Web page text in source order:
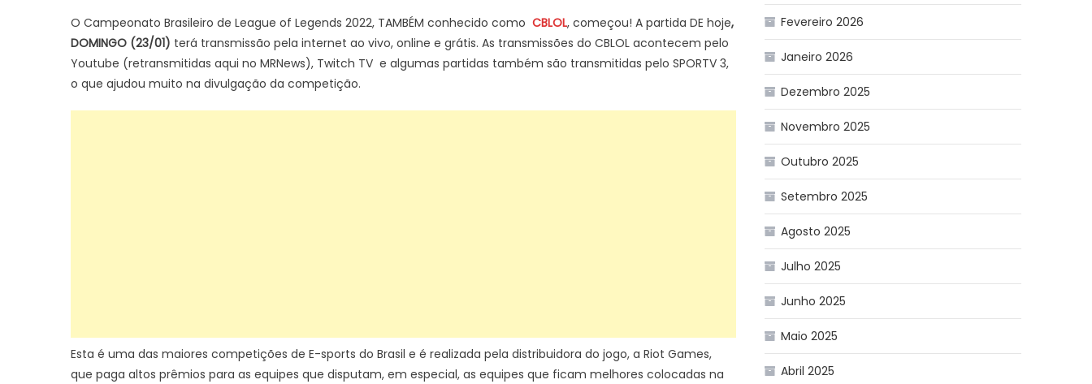
O Campeonato Brasileiro de League of Legends 2022, TAMBÉM conhecido como CBLOL, começou! A partida DE hoje,
DOMINGO (23/01) terá transmissão pela internet ao vivo, online e grátis. As transmissões do CBLOL acontecem pelo
Youtube (retransmitidas aqui no MRNews), Twitch TV e algumas partidas também são transmitidas pelo SPORTV 3,
o que ajudou muito na divulgação da competição.
Esta é uma das maiores competições de E-sports do Brasil e é realizada pela distribuidora do jogo, a Riot Games,
que paga altos prêmios para as equipes que disputam, em especial, as equipes que ficam melhores colocadas na
Fevereiro 2026
Janeiro 2026
Dezembro 2025
Novembro 2025
Outubro 2025
Setembro 2025
Agosto 2025
Julho 2025
Junho 2025
Maio 2025
Abril 2025